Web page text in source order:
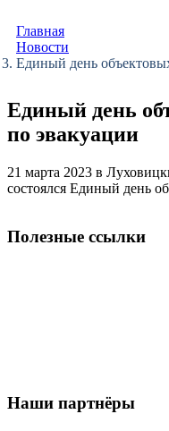
Главная
Новости
Единый день
Единый день
по эвакуации
21 марта 2023 в
состоялся Единый день
Полезные ссылки
Наши партнёры